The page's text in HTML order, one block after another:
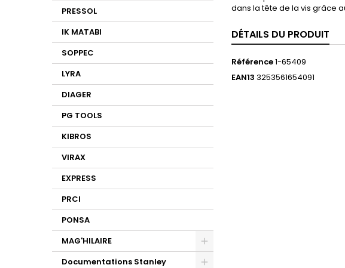
PRESSOL
IK MATABI
SOPPEC
LYRA
DIAGER
PG TOOLS
KIBROS
VIRAX
EXPRESS
PRCI
PONSA
MAG'HILAIRE
Documentations Stanley
dans la tête de la vis grâce
DÉTAILS DU PRODUIT
Référence1-65409
EAN13 3253561654091